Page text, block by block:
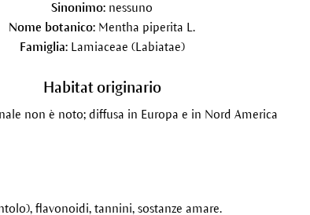
Sinonimo: nessuno
Nome botanico: Mentha piperita L.
Famiglia:Lamiaceae (Labiatae)
Habitat originario
non è noto; diffusa in Europa e in Nord America
flavonoidi, tannini, sostanze amare.